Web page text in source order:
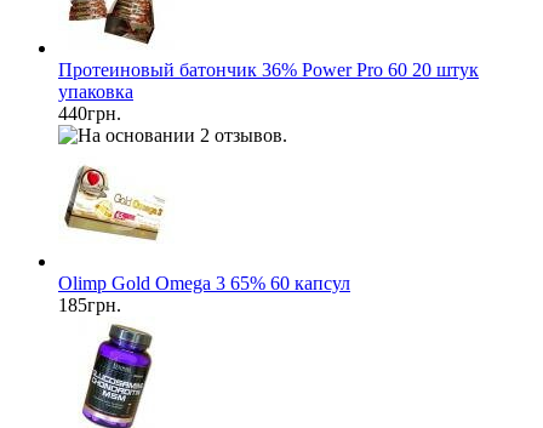
Протеиновый батончик 36% Power Pro 60 20 штук
упаковка
440грн.
Olimp Gold Omega 3 65% 60 капсул
185грн.